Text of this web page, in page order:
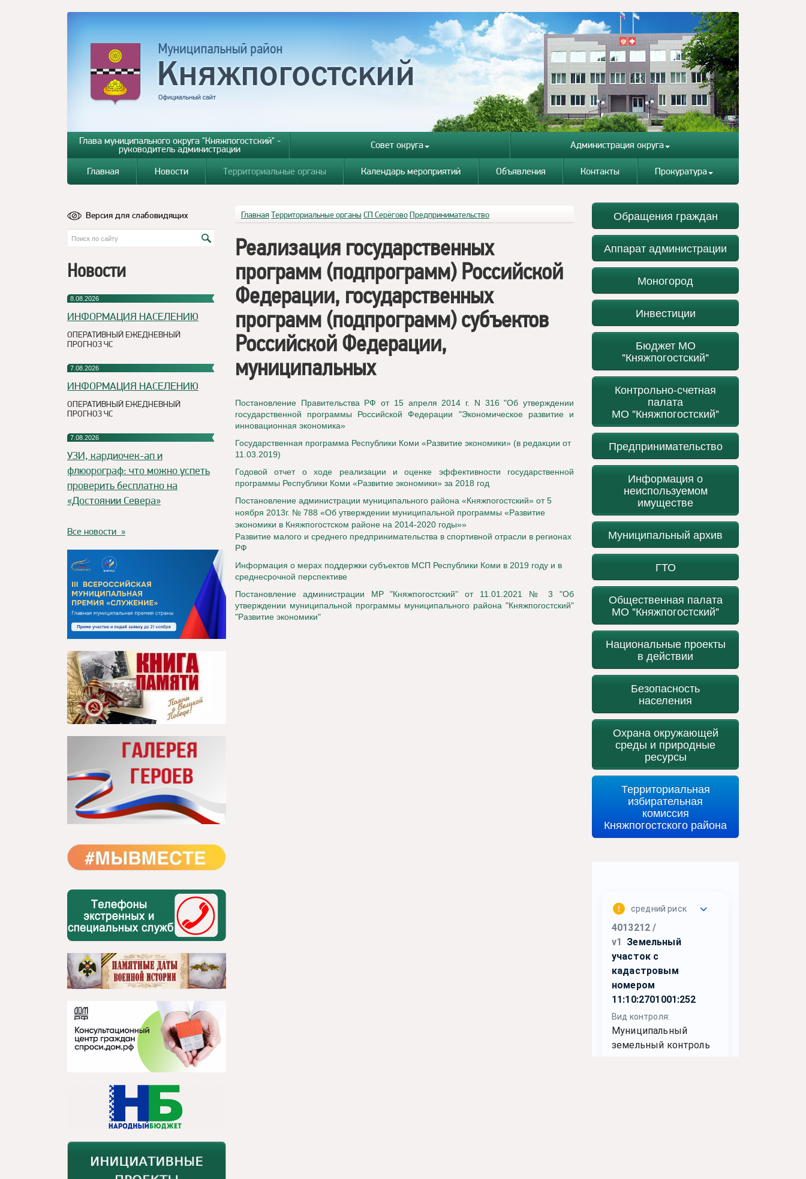
Глава муниципального округа "Княжпогостский" -
руководитель администрации Совет округа Администрация округа
Главная Новости Территориальные органы Календарь мероприятий Объявления Контакты Прокуратура
Версия для слабовидящих
Новости
8.08.2026
ИНФОРМАЦИЯ НАСЕЛЕНИЮ
ОПЕРАТИВНЫЙ ЕЖЕДНЕВНЫЙ
ПРОГНОЗ ЧС
7.08.2026
ИНФОРМАЦИЯ НАСЕЛЕНИЮ
ОПЕРАТИВНЫЙ ЕЖЕДНЕВНЫЙ
ПРОГНОЗ ЧС
7.08.2026
УЗИ, кардиочек-ап и
флюорограф: что можно успеть
проверить бесплатно на
«Достоянии Севера»
Все новости »
Главная Территориальные органы СП СерёговоПредпринимательство
Реализация государственных
программ (подпрограмм) Российской
Федерации, государственных
программ (подпрограмм) субъектов
Российской Федерации,
муниципальных
Постановление Правительства РФ от 15 апреля 2014 г. N 316 "Об утверждении
государственной программы Российской Федерации "Экономическое развитие и
инновационная экономика»
Государственная программа Республики Коми «Развитие экономики» (в редакции от
11.03.2019)
Годовой отчет о ходе реализации и оценке эффективности государственной
программы Республики Коми «Развитие экономики» за 2018 год
Постановление администрации муниципального района «Княжпогостский» от 5
ноября 2013г. № 788 «Об утверждении муниципальной программы «Развитие
экономики в Княжпогостском районе на 2014-2020 годы»»
Развитие малого и среднего предпринимательства в спортивной отрасли в регионах
РФ
Информация о мерах поддержки субъектов МСП Республики Коми в 2019 году и в
среднесрочной перспективе
Постановление администрации МР "Княжпогостский" от 11.01.2021 № 3 "Об
утверждении муниципальной программы муниципального района "Княжпогостский"
"Развитие экономики"
Обращения граждан
Аппарат администрации
Моногород
Инвестиции
Бюджет МО
"Княжпогостский"
Контрольно-счетная
палата
МО "Княжпогостский"
Предпринимательство
Информация о
неиспользуемом
имуществе
Муниципальный архив
ГТО
Общественная палата
МО "Княжпогостский"
Национальные проекты
в действии
Безопасность
населения
Охрана окружающей
среды и природные
ресурсы
Территориальная
избирательная
комиссия
Княжпогостского района